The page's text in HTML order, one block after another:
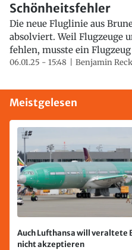
Schönheitsfehler
Die neue Fluglinie aus
absolviert. Weil Flugzeuge
fehlen, musste ein
06.01.25 - 15:48 Benjamin
Meistgelesen
Auch Lufthansa will veraltete
nicht akzeptieren